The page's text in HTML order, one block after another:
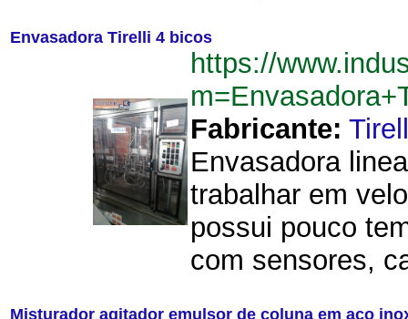
Envasadora Tirelli 4 bicos
https://
Fabricante:
Envasadora
trabalhar em
possui pouco
com sensores,
Misturador agitador emulsor de coluna em aço